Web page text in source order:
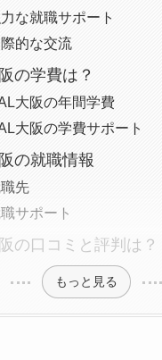
な就職サポート
的な交流
の学費は？
大阪の年間学費
大阪の学費サポート
の就職情報
先
サポート
の口コミと評判は？
もっと見る